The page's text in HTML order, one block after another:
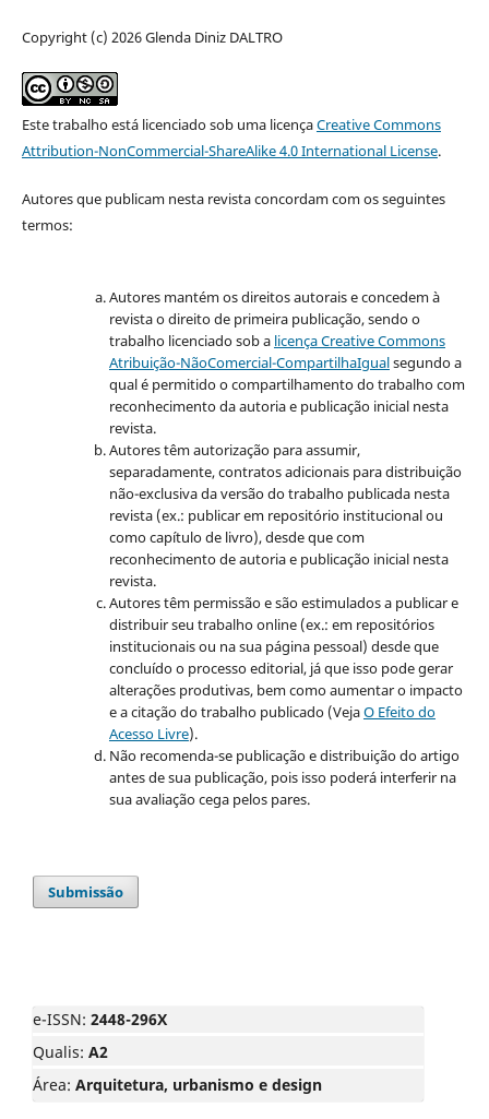
Copyright (c) 2026 Glenda Diniz DALTRO
Este trabalho está licenciado sob uma licençaCreative Commons
Attribution-NonCommercial-ShareAlike 4.0 International License.
Autores que publicam nesta revista concordam com os seguintes
termos:
Autores mantém os direitos autorais e concedem à
revista o direito de primeira publicação, sendo o
trabalho licenciado sob a licença Creative Commons
Atribuição-NãoComercial-CompartilhaIgualsegundo a
qual é permitido o compartilhamento do trabalho com
reconhecimento da autoria e publicação inicial nesta
revista.
Autores têm autorização para assumir,
separadamente, contratos adicionais para distribuição
não-exclusiva da versão do trabalho publicada nesta
revista (ex.: publicar em repositório institucional ou
como capítulo de livro), desde que com
reconhecimento de autoria e publicação inicial nesta
revista.
Autores têm permissão e são estimulados a publicar e
distribuir seu trabalho online (ex.: em repositórios
institucionais ou na sua página pessoal) desde que
concluído o processo editorial, já que isso pode gerar
alterações produtivas, bem como aumentar o impacto
e a citação do trabalho publicado (VejaO Efeito do
Acesso Livre).
Não recomenda-se publicação e distribuição do artigo
antes de sua publicação, pois isso poderá interferir na
sua avaliação cega pelos pares.
Submissão
e-ISSN: 2448-296X
Qualis: A2
Área: Arquitetura, urbanismo e design